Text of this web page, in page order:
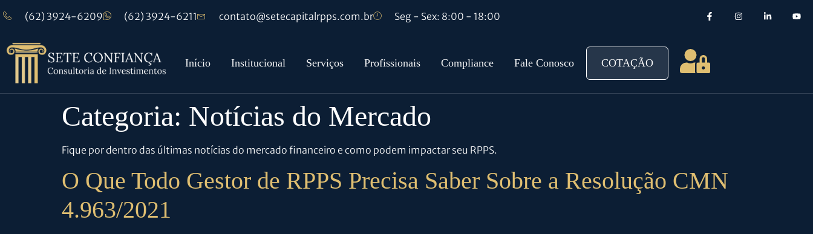
(62) 3924-6209 (62) 3924-6211 contato@setecapitalrpps.com.br Seg - Sex: 8:00 - 18:00
Início Institucional Serviços Profissionais Compliance Fale Conosco COTAÇÃO
Categoria: Notícias do Mercado
Fique por dentro das últimas notícias do mercado financeiro e como podem impactar seu RPPS.
O Que Todo Gestor de RPPS Precisa Saber Sobre a Resolução CMN
4.963/2021